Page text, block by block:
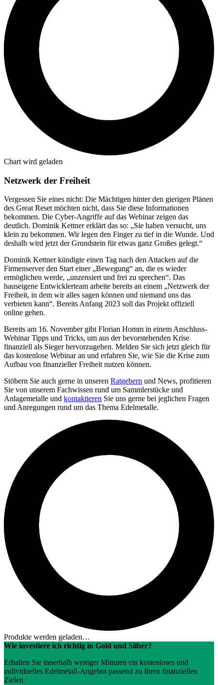
Chart wird geladen
Netzwerk der Freiheit
Vergessen Sie eines nicht: Die Mächtigen hinter den gierigen Plänen
des Great Reset möchten nicht, dass Sie diese Informationen
bekommen. Die Cyber-Angriffe auf das Webinar zeigen das
deutlich. Dominik Kettner erklärt das so: „Sie haben versucht, uns
klein zu bekommen. Wir legen den Finger zu tief in die Wunde. Und
deshalb wird jetzt der Grundstein für etwas ganz Großes gelegt.“
Dominik Kettner kündigte einen Tag nach den Attacken auf die
Firmenserver den Start einer „Bewegung“ an, die es wieder
ermöglichen werde, „unzensiert und frei zu sprechen“. Das
hauseigene Entwicklerteam arbeite bereits an einem „Netzwerk der
Freiheit, in dem wir alles sagen können und niemand uns das
verbieten kann“. Bereits Anfang 2023 soll das Projekt offiziell
online gehen.
Bereits am 16. November gibt Florian Homm in einem Anschluss-
Webinar Tipps und Tricks, um aus der bevorstehenden Krise
finanziell als Sieger hervorzugehen. Melden Sie sich jetzt gleich für
das kostenlose Webinar an und erfahren Sie, wie Sie die Krise zum
Aufbau von finanzieller Freiheit nutzen können.
Stöbern Sie auch gerne in unseren Ratgebern und News, profitieren
Sie von unserem Fachwissen rund um Sammlerstücke und
Anlagemetalle und kontaktieren Sie uns gerne bei jeglichen Fragen
und Anregungen rund um das Thema Edelmetalle.
Produkte werden geladen…
Wie investiere ich richtig in Gold und Silber?
Erhalten Sie innerhalb weniger Minuten ein kostenloses und
individuelles Edelmetall-Angebot passend zu Ihren finanziellen
Zielen.